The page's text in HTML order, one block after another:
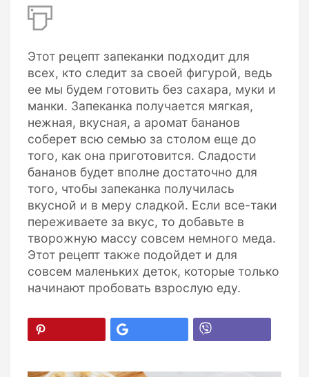
Этот рецепт запеканки подходит для
всех, кто следит за своей фигурой, ведь
ее мы будем готовить без сахара, муки и
манки. Запеканка получается мягкая,
нежная, вкусная, а аромат бананов
соберет всю семью за столом еще до
того, как она приготовится. Сладости
бананов будет вполне достаточно для
того, чтобы запеканка получилась
вкусной и в меру сладкой. Если все-таки
переживаете за вкус, то добавьте в
творожную массу совсем немного меда.
Этот рецепт также подойдет и для
совсем маленьких деток, которые только
начинают пробовать взрослую еду.